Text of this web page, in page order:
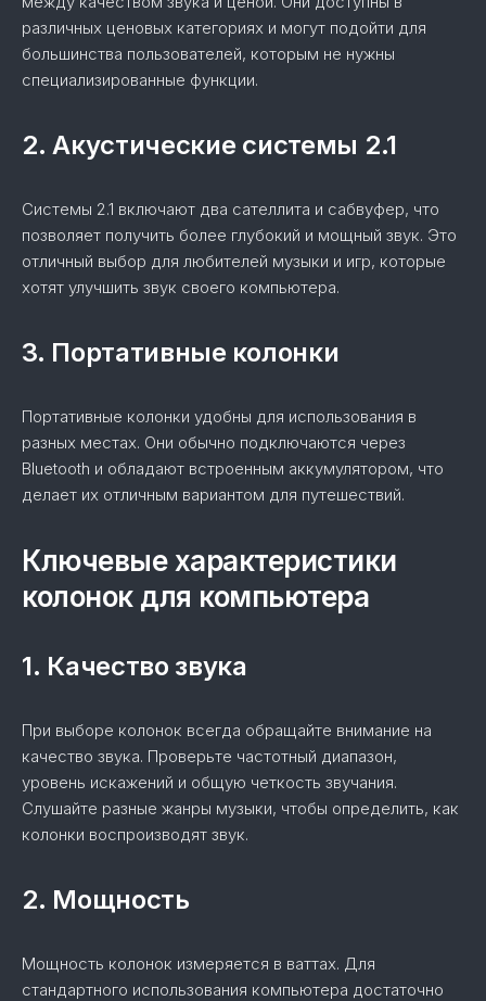
различных ценовых категориях и могут подойти для
большинства пользователей, которым не нужны
специализированные функции.
2. Акустические системы 2.1
Системы 2.1 включают два сателлита и сабвуфер, что
позволяет получить более глубокий и мощный звук. Это
отличный выбор для любителей музыки и игр, которые
хотят улучшить звук своего компьютера.
3. Портативные колонки
Портативные колонки удобны для использования в
разных местах. Они обычно подключаются через
Bluetooth и обладают встроенным аккумулятором, что
делает их отличным вариантом для путешествий.
Ключевые характеристики
колонок для компьютера
1. Качество звука
При выборе колонок всегда обращайте внимание на
качество звука. Проверьте частотный диапазон,
уровень искажений и общую четкость звучания.
Слушайте разные жанры музыки, чтобы определить, как
колонки воспроизводят звук.
2. Мощность
Мощность колонок измеряется в ваттах. Для
стандартного использования компьютера достаточно